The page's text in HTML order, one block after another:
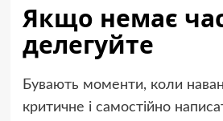
Якщо немає
делегуйте
Бувають моменти, коли
критичне і самостійно